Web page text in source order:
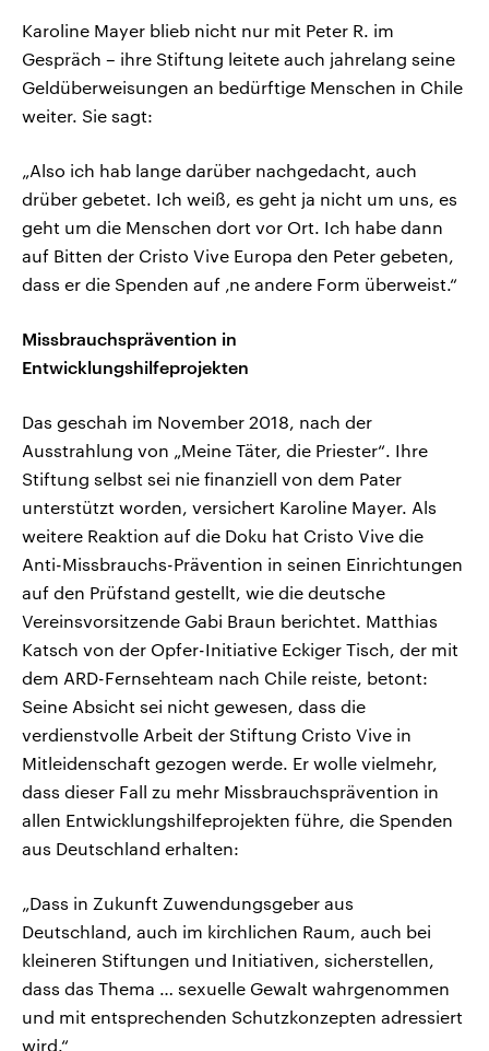
Karoline Mayer blieb nicht nur mit Peter R. im
Gespräch – ihre Stiftung leitete auch jahrelang seine
Geldüberweisungen an bedürftige Menschen in Chile
weiter. Sie sagt:
„Also ich hab lange darüber nachgedacht, auch
drüber gebetet. Ich weiß, es geht ja nicht um uns, es
geht um die Menschen dort vor Ort. Ich habe dann
auf Bitten der Cristo Vive Europa den Peter gebeten,
dass er die Spenden auf ‚ne andere Form überweist.“
Missbrauchsprävention in
Entwicklungshilfeprojekten
Das geschah im November 2018, nach der
Ausstrahlung von „Meine Täter, die Priester“. Ihre
Stiftung selbst sei nie finanziell von dem Pater
unterstützt worden, versichert Karoline Mayer. Als
weitere Reaktion auf die Doku hat Cristo Vive die
Anti-Missbrauchs-Prävention in seinen Einrichtungen
auf den Prüfstand gestellt, wie die deutsche
Vereinsvorsitzende Gabi Braun berichtet. Matthias
Katsch von der Opfer-Initiative Eckiger Tisch, der mit
dem ARD-Fernsehteam nach Chile reiste, betont:
Seine Absicht sei nicht gewesen, dass die
verdienstvolle Arbeit der Stiftung Cristo Vive in
Mitleidenschaft gezogen werde. Er wolle vielmehr,
dass dieser Fall zu mehr Missbrauchsprävention in
allen Entwicklungshilfeprojekten führe, die Spenden
aus Deutschland erhalten:
„Dass in Zukunft Zuwendungsgeber aus
Deutschland, auch im kirchlichen Raum, auch bei
kleineren Stiftungen und Initiativen, sicherstellen,
dass das Thema … sexuelle Gewalt wahrgenommen
und mit entsprechenden Schutzkonzepten adressiert
wird.“